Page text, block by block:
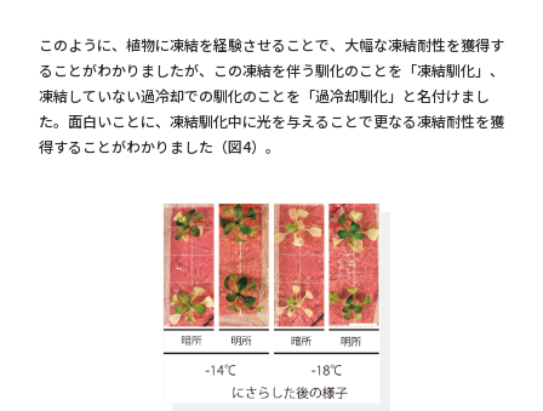
このように、植物に凍結を経験させることで、大幅な凍結耐性を獲得す
ることがわかりましたが、この凍結を伴う馴化のことを「凍結馴化」、
凍結していない過冷却での馴化のことを「過冷却馴化」と名付けまし
た。面白いことに、凍結馴化中に光を与えることで更なる凍結耐性を獲
得することがわかりました（図4）。